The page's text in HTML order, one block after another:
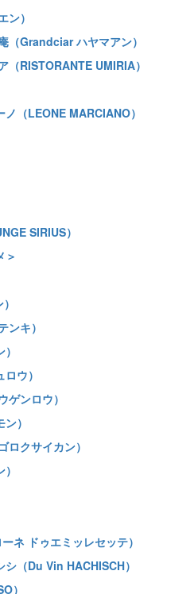
ン）
（Grandciar ハヤマアン）
（RISTORANTE UMIRIA）
（LEONE MARCIANO）
SIRIUS）
＞
ンキ）
ウ）
ゲンロウ）
）
ロクサイカン）
ネ ドゥエミッレセッテ）
（Du Vin HACHISCH）
）